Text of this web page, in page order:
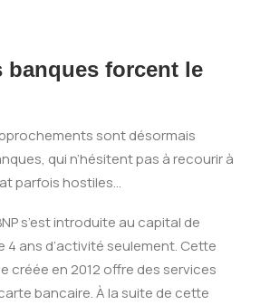
banques forcent le
sont désormais
qui n’hésitent pas à recourir à
parfois hostiles…
s’est introduite au capital de
4 ans d’activité seulement. Cette
créée en 2012 offre des services
bancaire. À la suite de cette